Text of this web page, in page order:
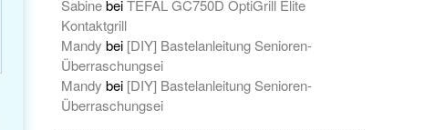
SabinebeiTEFAL GC750D OptiGrill Elite
Kontaktgrill
Mandy bei [DIY] Bastelanleitung Senioren-
Überraschungsei
Mandy bei [DIY] Bastelanleitung Senioren-
Überraschungsei